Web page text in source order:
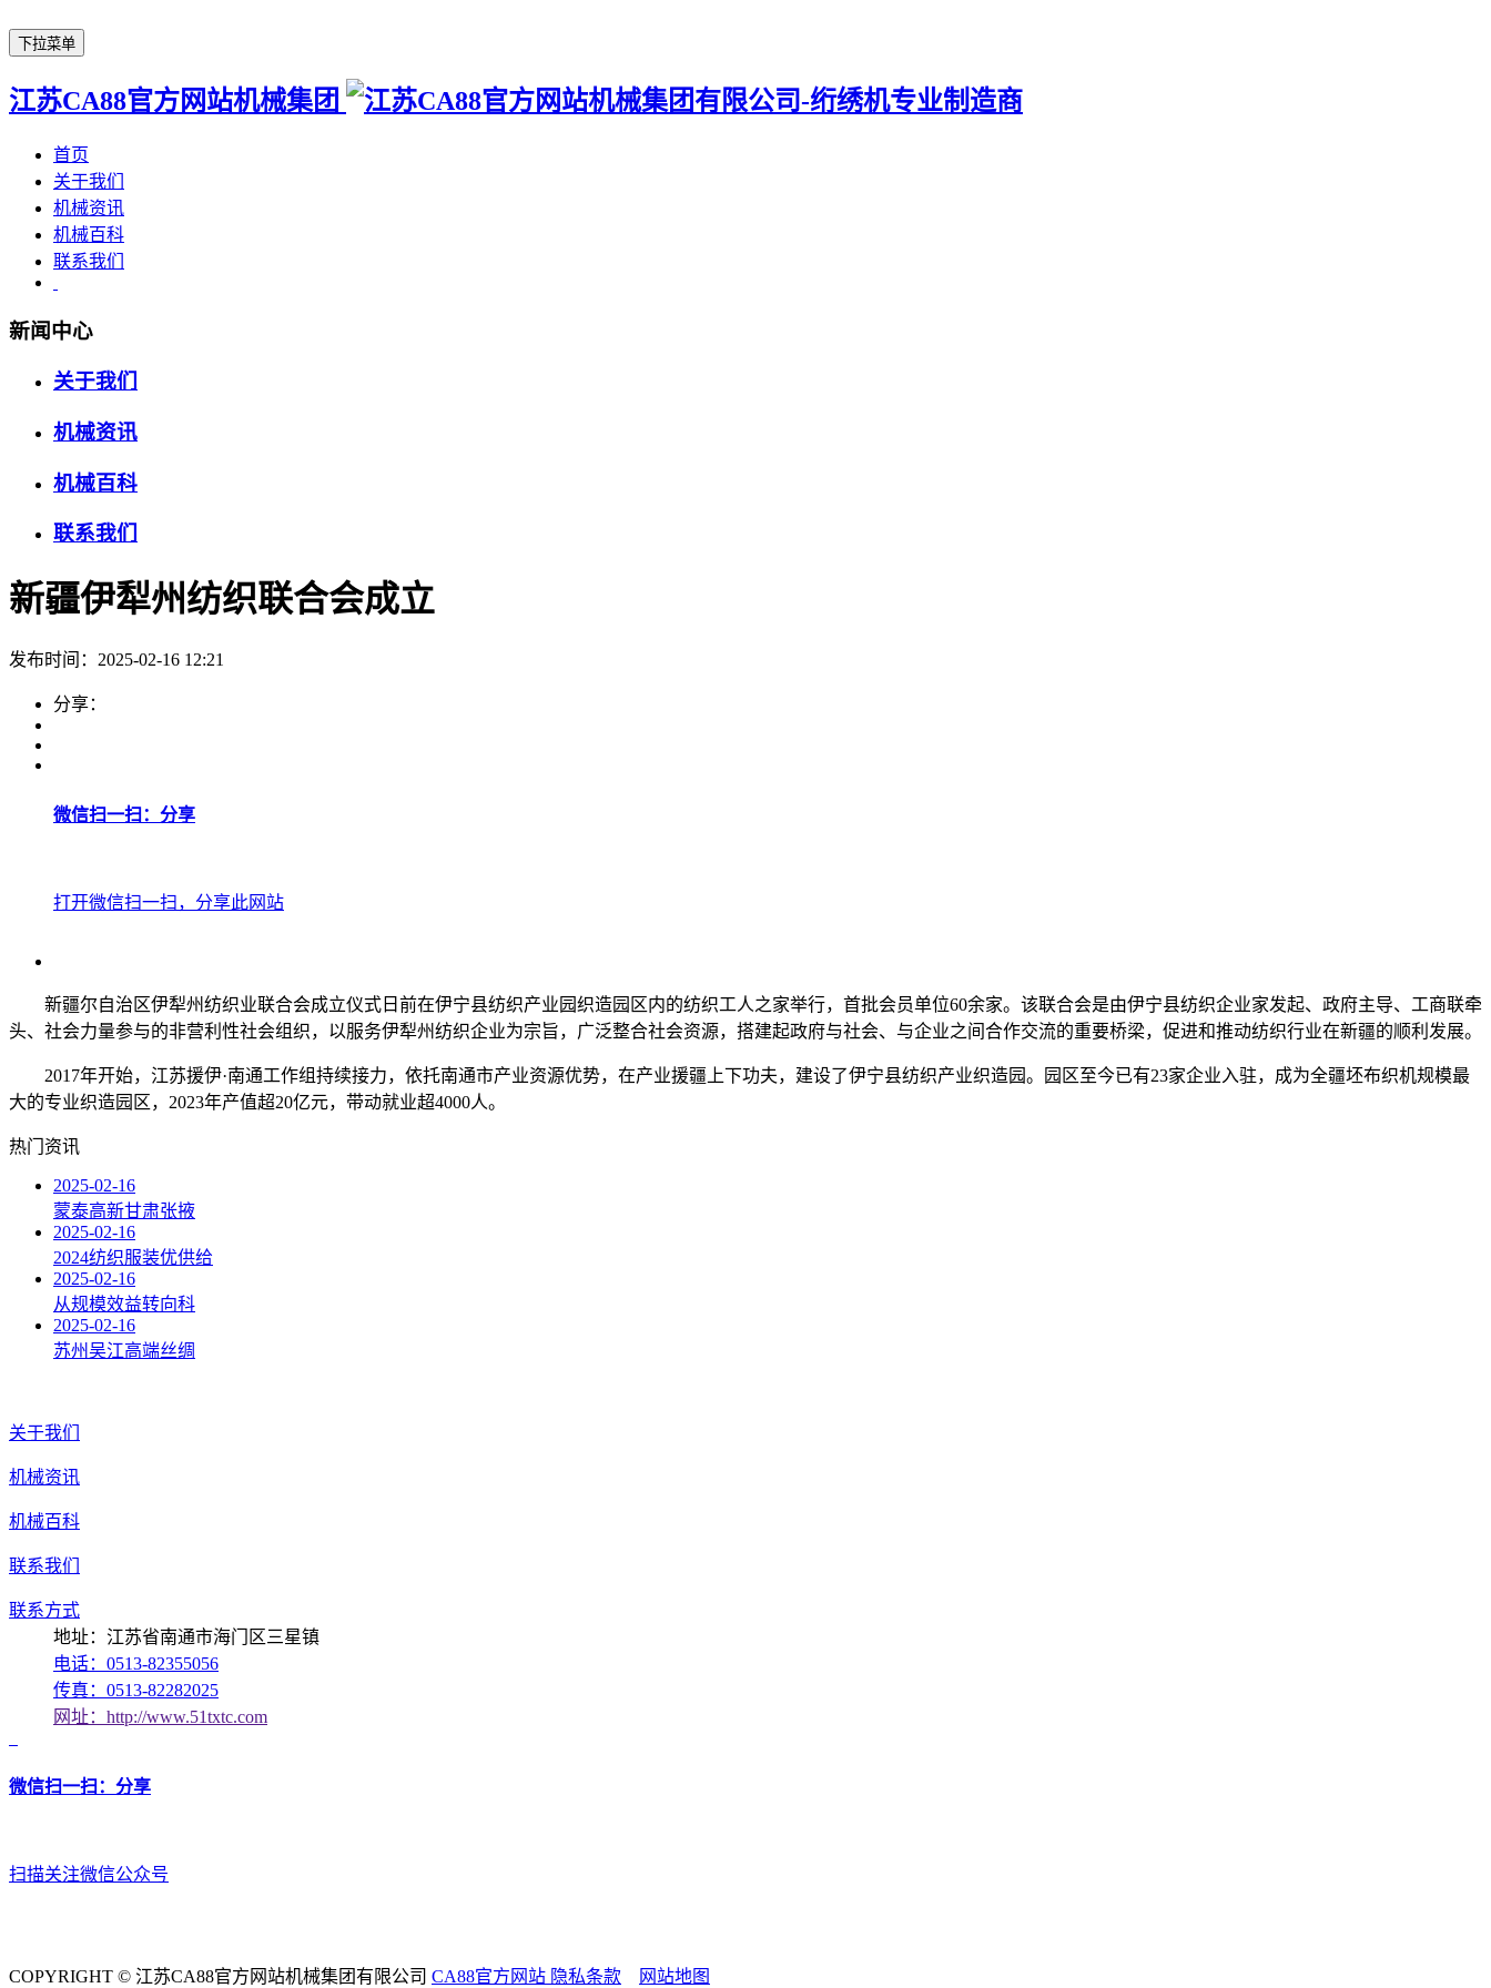
下拉菜单
江苏CA88官方网站机械集团
首页
关于我们
机械资讯
机械百科
联系我们
新闻中心
关于我们
机械资讯
机械百科
联系我们
新疆伊犁州纺织联合会成立
发布时间：2025-02-16 12:21
分享：
微信扫一扫：分享
打开微信扫一扫，分享此网站
新疆尔自治区伊犁州纺织业联合会成立仪式日前在伊宁县纺织产业园织造园区内的纺织工人之家举行，首批会员单位60余家。该联合会是由伊宁县纺织企业家发起、政府主导、工商联牵
头、社会力量参与的非营利性社会组织，以服务伊犁州纺织企业为宗旨，广泛整合社会资源，搭建起政府与社会、与企业之间合作交流的重要桥梁，促进和推动纺织行业在新疆的顺利发展。
2017年开始，江苏援伊·南通工作组持续接力，依托南通市产业资源优势，在产业援疆上下功夫，建设了伊宁县纺织产业织造园。园区至今已有23家企业入驻，成为全疆坯布织机规模最
大的专业织造园区，2023年产值超20亿元，带动就业超4000人。
热门资讯
2025-02-16
蒙泰高新甘肃张掖
2025-02-16
2024纺织服装优供给
2025-02-16
从规模效益转向科
2025-02-16
苏州吴江高端丝绸
关于我们
机械资讯
机械百科
联系我们
联系方式
地址：江苏省南通市海门区三星镇
电话：0513-82355056
传真：0513-82282025
网址：http://www.51txtc.com
微信扫一扫：分享
扫描关注微信公众号
COPYRIGHT © 江苏CA88官方网站机械集团有限公司 CA88官方网站 隐私条款 网站地图